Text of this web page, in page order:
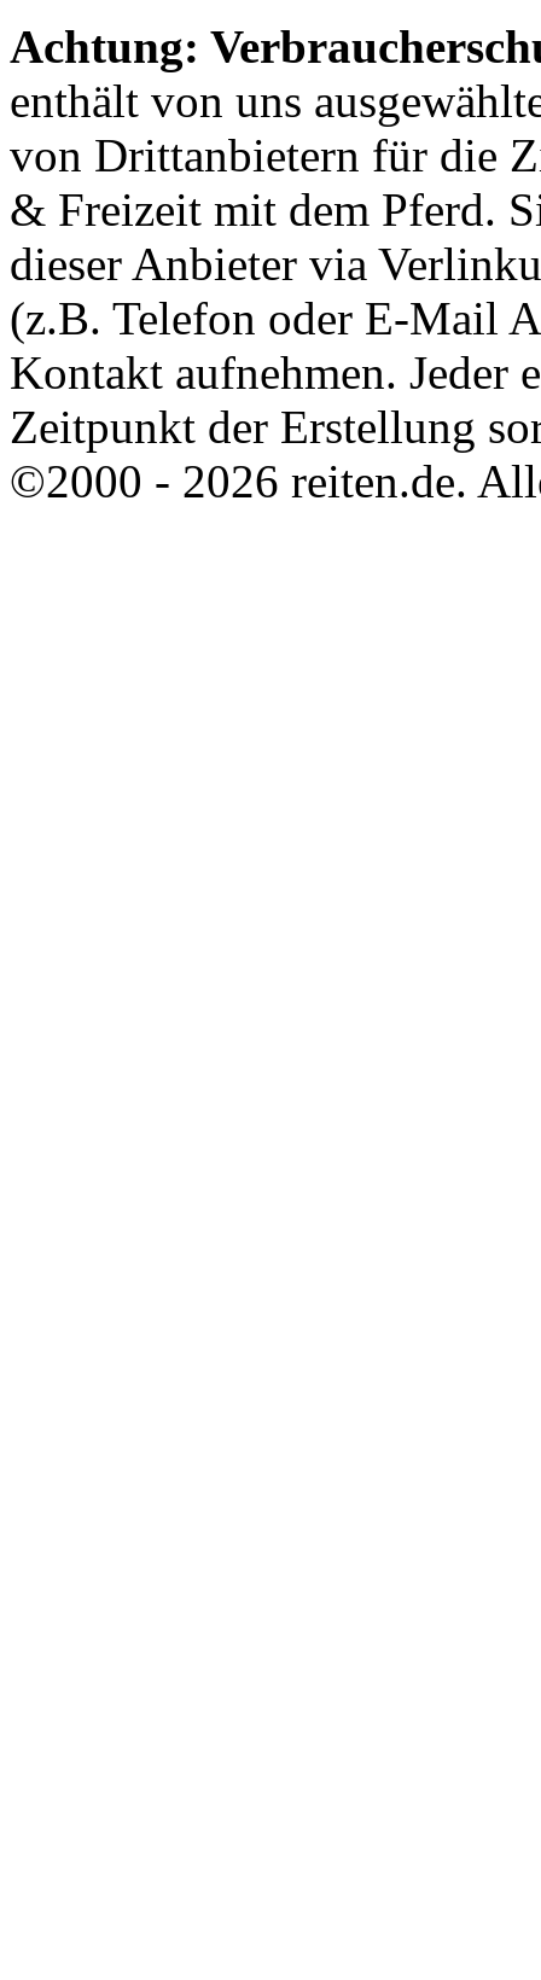
Achtung:
enthält von uns
von Drittanbietern für die
& Freizeit mit dem Pferd.
dieser Anbieter via
(z.B. Telefon oder E-Mail
Kontakt aufnehmen. Jeder
Zeitpunkt der Erstellung
©2000 - 2026 reiten.de.